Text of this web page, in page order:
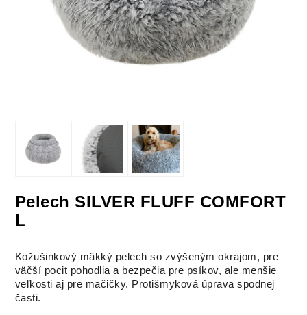
Pelech SILVER FLUFF COMFORT
L
Kožušinkový mäkký pelech so zvýšeným okrajom, pre
väčší pocit pohodlia a bezpečia pre psíkov, ale menšie
veľkosti aj pre mačičky. Protišmyková úprava spodnej
časti.